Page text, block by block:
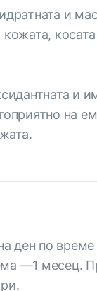
и
и
на
ден по време
—1 месец.